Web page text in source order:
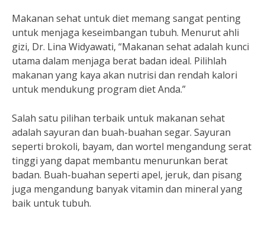
Makanan sehat untuk diet memang sangat penting
untuk menjaga keseimbangan tubuh. Menurut ahli
gizi, Dr. Lina Widyawati, “Makanan sehat adalah kunci
utama dalam menjaga berat badan ideal. Pilihlah
makanan yang kaya akan nutrisi dan rendah kalori
untuk mendukung program diet Anda.”
Salah satu pilihan terbaik untuk makanan sehat
adalah sayuran dan buah-buahan segar. Sayuran
seperti brokoli, bayam, dan wortel mengandung serat
tinggi yang dapat membantu menurunkan berat
badan. Buah-buahan seperti apel, jeruk, dan pisang
juga mengandung banyak vitamin dan mineral yang
baik untuk tubuh.